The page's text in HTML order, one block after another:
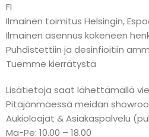
FI
Ilmainen toimitus Helsingin,
Ilmainen asennus kokeneen
Puhdistettiin ja desinfioitiin
Tuemme kierrätystä
Lisätietoja saat lähettämällä
Pitäjänmäessä meidän
Aukioloajat & Asiakaspalvelu
Ma-Pe: 10.00 – 18.00